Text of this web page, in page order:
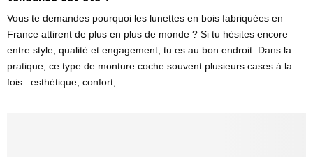
Vous te demandes pourquoi les lunettes en bois fabriquées en
France attirent de plus en plus de monde ? Si tu hésites encore
entre style, qualité et engagement, tu es au bon endroit. Dans la
pratique, ce type de monture coche souvent plusieurs cases à la
fois : esthétique, confort,......